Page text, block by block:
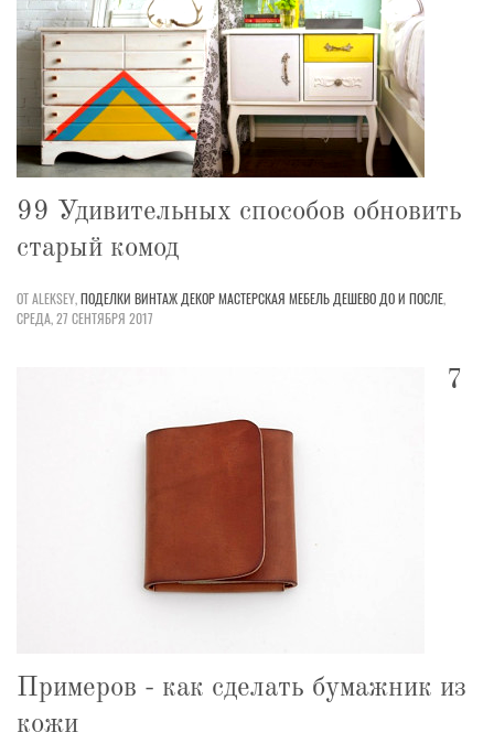
99 Удивительных способов обновить
старый комод
ОТ ALEKSEY,ПОДЕЛКИ ВИНТАЖ ДЕКОРМАСТЕРСКАЯ МЕБЕЛЬ ДЕШЕВО ДО И ПОСЛЕ,
СРЕДА, 27 СЕНТЯБРЯ 2017
7
Примеров - как сделать бумажник из
кожи